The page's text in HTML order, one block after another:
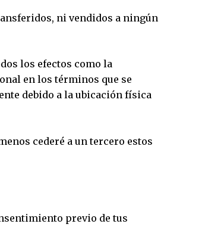
ni vendidos a ningún
los efectos como la
en los términos que se
debido a la ubicación física
cederé a un tercero estos
previo de tus